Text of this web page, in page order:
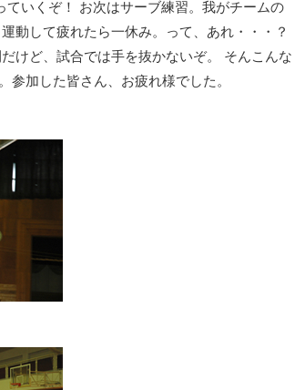
いくぞ！ お次はサーブ練習。我がチームの
動して疲れたら一休み。って、あれ・・・？
けど、試合では手を抜かないぞ。 そんこんな
参加した皆さん、お疲れ様でした。